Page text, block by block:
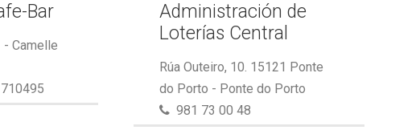
Bar
Camelle
Administración de
Loterías Central
Rúa Outeiro, 10. 15121 Ponte
do Porto - Ponte do Porto
981 73 00 48